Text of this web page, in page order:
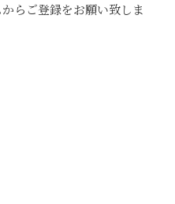
らご登録をお願い致しま